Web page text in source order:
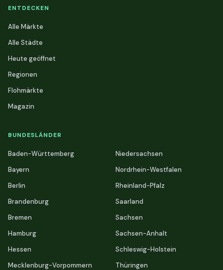
ENTDECKEN
Alle Märkte
Alle Städte
Heute geöffnet
Regionen
Flohmärkte
Magazin
BUNDESLÄNDER
Baden-Württemberg
Bayern
Berlin
Brandenburg
Bremen
Hamburg
Hessen
Mecklenburg-Vorpommern
Niedersachsen
Nordrhein-Westfalen
Rheinland-Pfalz
Saarland
Sachsen
Sachsen-Anhalt
Schleswig-Holstein
Thüringen